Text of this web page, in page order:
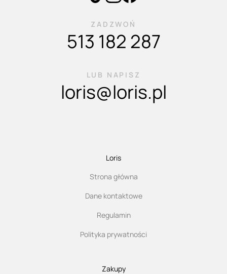
ZADZWOŃ
513 182 287
LUB NAPISZ
loris@loris.pl
Loris
Strona główna
Dane kontaktowe
Regulamin
Polityka prywatności
Zakupy